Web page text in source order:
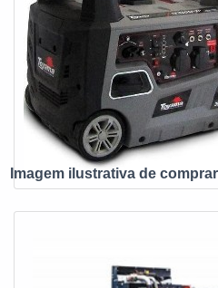
precisão, características
comprometimento da empresa
INFORMAÇÕES SOBRE A
QUALIDADE NO SEGMENTO
Energia existe variedade e
geração de energia, venda,
contrato de preventiva e
programada em grupos
diversas opções
geradores e assistência
conta com um atendimento
Imagem ilustrativa de